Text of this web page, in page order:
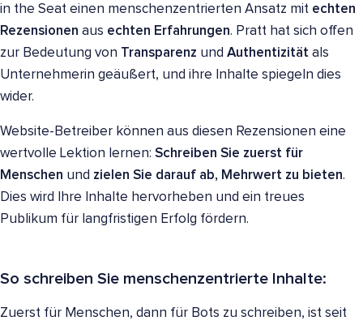
in the Seat einen menschenzentrierten Ansatz mit echten
Rezensionen aus echten Erfahrungen. Pratt hat sich offen
zur Bedeutung von Transparenz und Authentizität als
Unternehmerin geäußert, und ihre Inhalte spiegeln dies
wider.
Website-Betreiber können aus diesen Rezensionen eine
wertvolle Lektion lernen: Schreiben Sie zuerst für
Menschen und zielen Sie darauf ab, Mehrwert zu bieten.
Dies wird Ihre Inhalte hervorheben und ein treues
Publikum für langfristigen Erfolg fördern.
So schreiben Sie menschenzentrierte Inhalte:
Zuerst für Menschen, dann für Bots zu schreiben, ist seit